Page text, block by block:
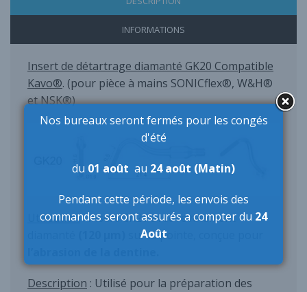
INFORMATIONS
Insert de détartrage diamanté GK20 Compatible
Kavo®. (pour pièce à mains SONICflex®, W&H®
et NSK®)
Utilisation: Insert GK20 avec revêtement
sur la pointe, conçue pour
Description : Utilisé pour la préparation des
Nos bureaux seront fermés pour les congés
d'été
du 01 août au 24 août (Matin)
Pendant cette période, les envois des
commandes seront assurés a compter du 24
Août